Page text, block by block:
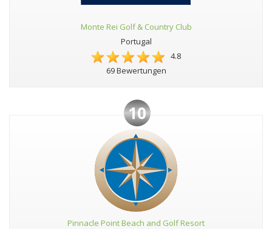
Monte Rei Golf & Country Club
Portugal
4.8
69 Bewertungen
10
Pinnacle Point Beach and Golf Resort